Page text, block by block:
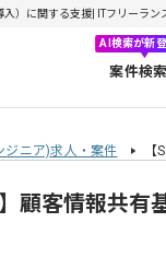
入）に関する支援| ITフリーラ
AI検索が新登
案件検索
ジニア)求人・案件
顧客情報共